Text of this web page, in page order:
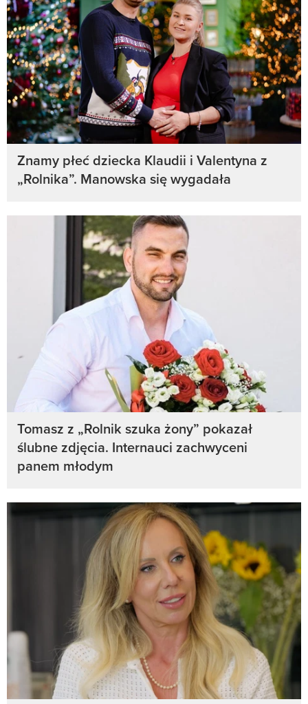
Znamy płeć dziecka Klaudii i Valentyna z
„Rolnika”. Manowska się wygadała
Tomasz z „Rolnik szuka żony” pokazał
ślubne zdjęcia. Internauci zachwyceni
panem młodym